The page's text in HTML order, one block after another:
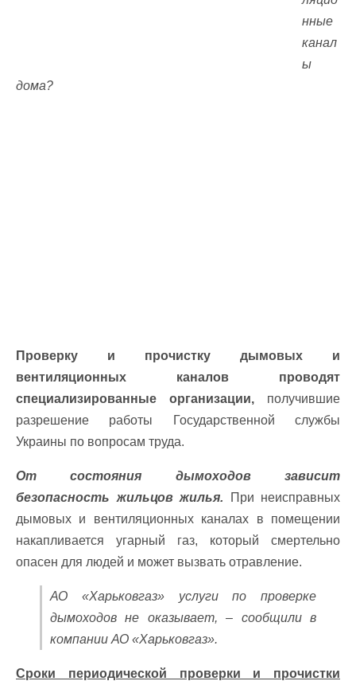
нные
канал
ы
дома?
Проверку и прочистку дымовых и
вентиляционных каналов проводят
специализированные организации, получившие
разрешение работы Государственной службы
Украины по вопросам труда.
От состояния дымоходов зависит
безопасность жильцов жилья. При неисправных
дымовых и вентиляционных каналах в помещении
накапливается угарный газ, который смертельно
опасен для людей и может вызвать отравление.
АО «Харьковгаз» услуги по проверке
дымоходов не оказывает, – сообщили в
компании АО «Харьковгаз».
Сроки периодической проверки и прочистки